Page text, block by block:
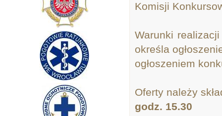
Komisji
Warunki
określa
ogłoszeniem
Oferty należy
godz. 15.30